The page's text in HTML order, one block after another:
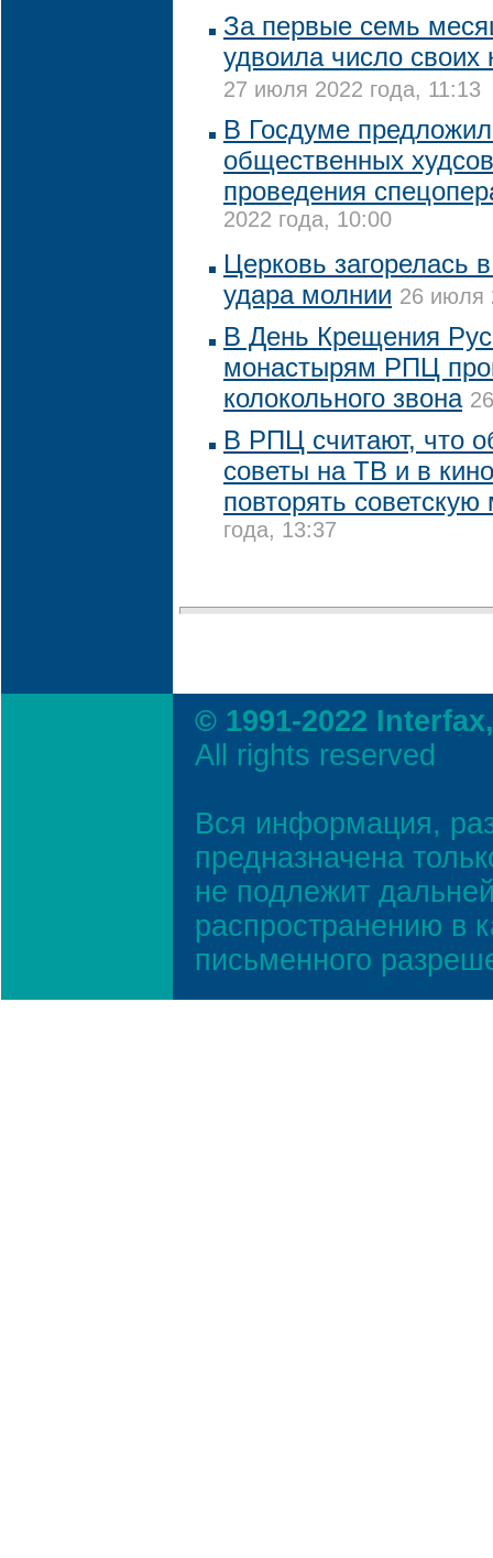
За первые семь
удвоила число
27 июля 2022 года, 11:13
В Госдуме
общественных
проведения
2022 года, 10:00
Церковь загорелась
удара молнии 26 июля
В День Крещения
монастырям РПЦ
колокольного звона
В РПЦ считают, что
советы на ТВ и в
повторять
года, 13:37
© 1991-2022
All rights reserved
Вся информация,
предназначена
не подлежит
распространению в
письменного